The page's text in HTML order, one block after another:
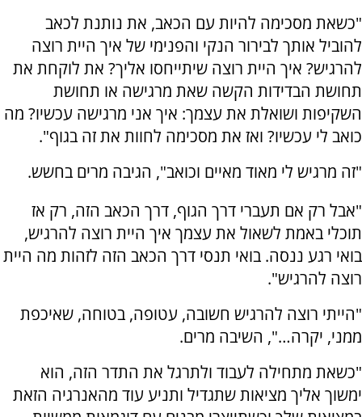
"כשאת מסכימה להיות עם הכאב, את נותנת לכאב
להוביל אותך לבירור הנקי והפנימי של איך היית רוצה
להרגיש? איך היית רוצה שיתייחסו אליך? את לוקחת את
תחושת הבדידות הקשה שאת מרגישה או תחושת
השקיפות ושואלת את עצמך: איך אני מרגישה עכשיו? מה
כואב לי עכשיו? ואז את מסכימה לחוות את זה בגוף".
"זה מרגיש לי מאוד מאיים וכואב", הגיבה מרים בחשש.
"אבל רק אם תעברי דרך הגוף, דרך הכאב הזה, רק אז
תוכלי באמת לשאול את עצמך איך היית רוצה להרגיש,
בואי רגע ננסה. בואי תנסי דרך הכאב הזה לזהות מה היית
רוצה להרגיש".
"הייתי רוצה להרגיש חשובה, עטופה, בטוחה, שאיכפת
ממני, יקרה…", השיבה מרים.
"כשאת מתחילה לעבוד ולתרגל את התדר הזה, הוא
ימשוך אליך מציאות שתגדיל ותניע עוד מהאנרגיה הזאת